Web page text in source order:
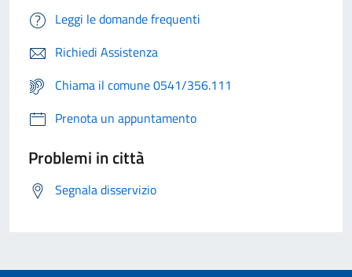
Leggi le domande frequenti
Richiedi Assistenza
Chiama il comune 0541/356.111
Prenota un appuntamento
Problemi in città
Segnala disservizio